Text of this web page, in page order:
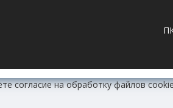
согласие на обработку файлов